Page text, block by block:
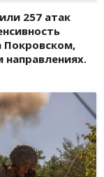
257 атак
Покровском,
направлениях.